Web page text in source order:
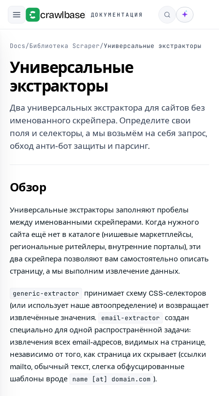
crawlbase ДОКУМЕНТАЦИЯ Поиск
Docs/Библиотека Scraper/Универсальные экстракторы
Универсальные
экстракторы
Два универсальных экстрактора для сайтов без
именованного скрейпера. Определите свои
поля и селекторы, а мы возьмём на себя запрос,
обход анти-бот защиты и парсинг.
Обзор
Универсальные экстракторы заполняют пробелы
между именованными скрейперами. Когда нужного
сайта ещё нет в каталоге (нишевые маркетплейсы,
региональные ритейлеры, внутренние порталы), эти
два скрейпера позволяют вам самостоятельно описать
страницу, а мы выполним извлечение данных.
generic-extractor
принимает схему CSS-селекторов
(или использует наше автоопределение) и возвращает
извлечённые значения.
email-extractor
создан
специально для одной распространённой задачи:
извлечения всех email-адресов, видимых на странице,
независимо от того, как страница их скрывает (ссылки
mailto, обычный текст, слегка обфусцированные
шаблоны вроде
name [at] domain.com ).